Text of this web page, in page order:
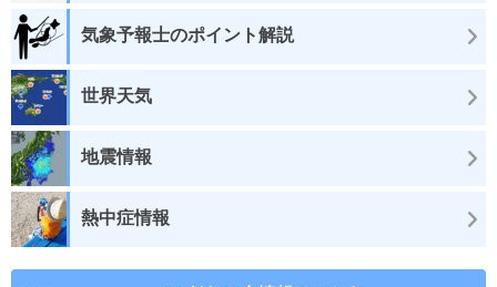
気象予報士のポイント解説
世界天気
地震情報
熱中症情報